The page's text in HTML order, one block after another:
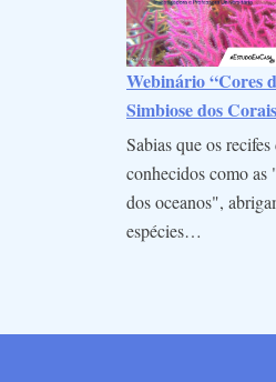
Webinário “Cores
Simbiose dos
Sabias que os
conhecidos como as
dos oceanos",
espécies…